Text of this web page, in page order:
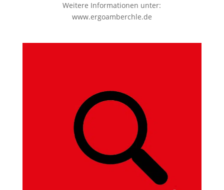
Weitere Informationen unter:
www.ergoamberchle.de